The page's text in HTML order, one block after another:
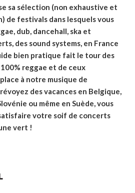
sa sélection (non exhaustive et
de festivals dans lesquels vous
dub, dancehall, ska et
des sound systems, en France
bien pratique fait le tour des
reggae et de ceux
à notre musique de
des vacances en Belgique,
ou même en Suède, vous
votre soif de concerts
vert !